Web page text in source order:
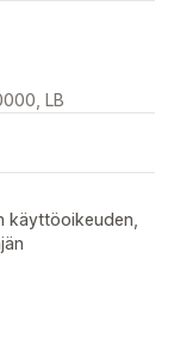
LB
käyttöoikeuden,